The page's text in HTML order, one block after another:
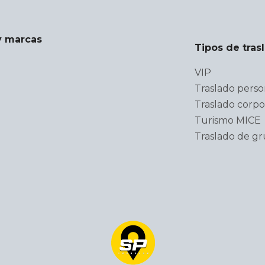
marcas
Tipos de
VIP
Traslado
Traslado
Turismo MICE
Traslado de